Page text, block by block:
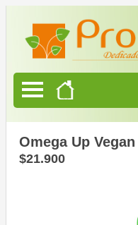
Productos
Naturales
Alimentación
Saludable
Natural
Omega Up Vegan
$21.900